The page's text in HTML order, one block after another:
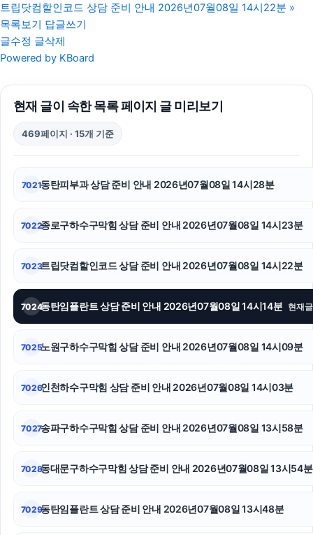
강아지보호소
의정부형사전문변호사
구로하수구막힘
강남성범죄전문변호사
광고대행사
서초이혼변호사
상간소송
폰테크
고양이파양
개인회생대출
트립닷컴할인코드 상담 준비 안내 2026년07월08일 14시22분 »
목록보기
답글쓰기
글수정 글삭제
Powered by KBoard
현재 글이 속한 목록 페이지 글 미리보기
469페이지 · 15개 기준
7021동탄피부과 상담 준비 안내 2026년07월08일 14시28분
7022종로구하수구막힘 상담 준비 안내 2026년07월08일 14시23분
7023트립닷컴할인코드 상담 준비 안내 2026년07월08일 14시22분
7024동탄임플란트 상담 준비 안내 2026년07월08일 14시14분 현재글
7025노원구하수구막힘 상담 준비 안내 2026년07월08일 14시09분
7026인천하수구막힘 상담 준비 안내 2026년07월08일 14시03분
7027송파구하수구막힘 상담 준비 안내 2026년07월08일 13시58분
7028동대문구하수구막힘 상담 준비 안내 2026년07월08일 13시54분
7029동탄임플란트 상담 준비 안내 2026년07월08일 13시48분